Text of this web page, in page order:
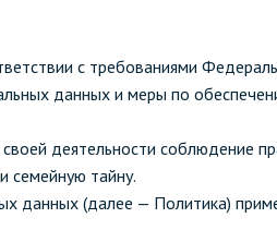
чистящие средства Кухня
Средства
кухни
с требованиями
данных и меры по
деятельности соблюдение
семейную тайну.
данных (далее — Политика)